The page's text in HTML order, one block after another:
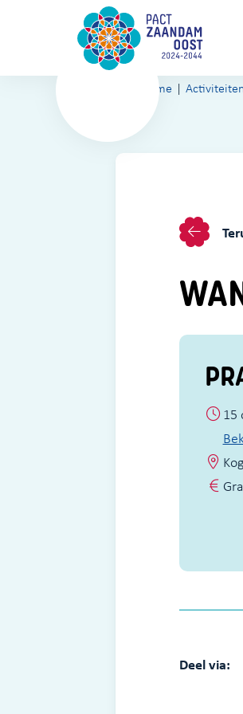
Home Activiteiten
15
Deel via: